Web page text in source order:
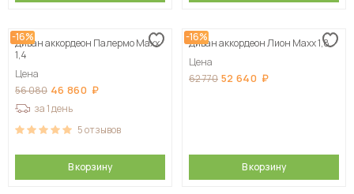
-16%
Диван аккордеон Палермо Maxx
1,4
Цена
56 080 46 860
за 1 день
5отзывов
В корзину
-16%
Диван аккордеон Лион Maxx 1,8
Цена
62 770 52 640
В корзину